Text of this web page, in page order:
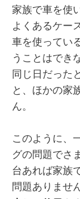
家族で車を使
よくあるケー
車を使ってい
うことはでき
同じ日だった
と、ほかの家
ん。
このように、
グの問題でさ
台あれば家族
問題ありません